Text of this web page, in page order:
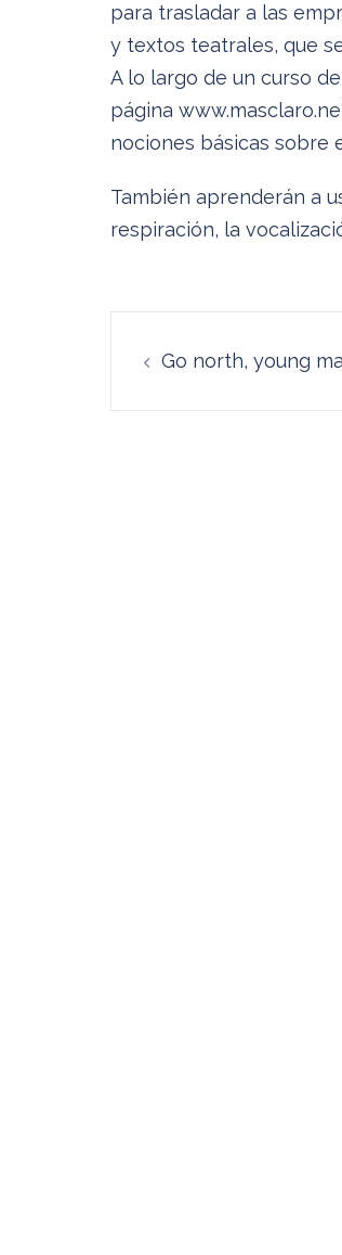
para trasladar a las
y textos teatrales, que
A lo largo de un curso
página
nociones básicas sobre
También aprenderán a
respiración, la
Go north, young